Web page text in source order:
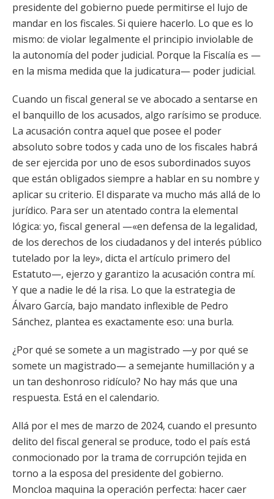
presidente del gobierno puede permitirse el lujo de
mandar en los fiscales. Si quiere hacerlo. Lo que es lo
mismo: de violar legalmente el principio inviolable de
la autonomía del poder judicial. Porque la Fiscalía es —
en la misma medida que la judicatura— poder judicial.
Cuando un fiscal general se ve abocado a sentarse en
el banquillo de los acusados, algo rarísimo se produce.
La acusación contra aquel que posee el poder
absoluto sobre todos y cada uno de los fiscales habrá
de ser ejercida por uno de esos subordinados suyos
que están obligados siempre a hablar en su nombre y
aplicar su criterio. El disparate va mucho más allá de lo
jurídico. Para ser un atentado contra la elemental
lógica: yo, fiscal general —«en defensa de la legalidad,
de los derechos de los ciudadanos y del interés público
tutelado por la ley», dicta el artículo primero del
Estatuto—, ejerzo y garantizo la acusación contra mí.
Y que a nadie le dé la risa. Lo que la estrategia de
Álvaro García, bajo mandato inflexible de Pedro
Sánchez, plantea es exactamente eso: una burla.
¿Por qué se somete a un magistrado —y por qué se
somete un magistrado— a semejante humillación y a
un tan deshonroso ridículo? No hay más que una
respuesta. Está en el calendario.
Allá por el mes de marzo de 2024, cuando el presunto
delito del fiscal general se produce, todo el país está
conmocionado por la trama de corrupción tejida en
torno a la esposa del presidente del gobierno.
Moncloa maquina la operación perfecta: hacer caer